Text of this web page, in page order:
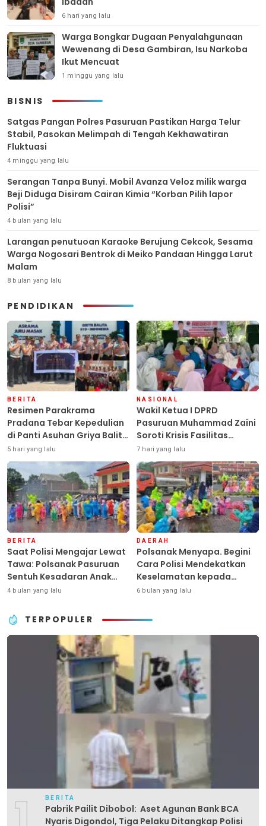
6 hari yang lalu
Warga Bongkar Dugaan Penyalahgunaan
Wewenang di Desa Gambiran, Isu Narkoba
Ikut Mencuat
1 minggu yang lalu
BISNIS
Satgas Pangan Polres Pasuruan Pastikan Harga Telur
Stabil, Pasokan Melimpah di Tengah Kekhawatiran
Fluktuasi
4 minggu yang lalu
Serangan Tanpa Bunyi. Mobil Avanza Veloz milik warga
Beji Diduga Disiram Cairan Kimia “Korban Pilih lapor
Polisi”
4 bulan yang lalu
Larangan penutuoan Karaoke Berujung Cekcok, Sesama
Warga Nogosari Bentrok di Meiko Pandaan Hingga Larut
Malam
8 bulan yang lalu
PENDIDIKAN
BERITA
Resimen Parakrama
Pradana Tebar Kepedulian
di Panti Asuhan Griya Balita
SYD, Peluk Hangat Balita
Terlantar “POLRI Hadir
Dengan Hati”
5 hari yang lalu
NASIONAL
Wakil Ketua I DPRD
Pasuruan Muhammad Zaini
Soroti Krisis Fasilitas
Sekolah di Tengah Efisiensi
Anggaran
7 hari yang lalu
BERITA
Saat Polisi Mengajar Lewat
Tawa: Polsanak Pasuruan
Sentuh Kesadaran Anak
Sejak Dini
4 bulan yang lalu
DAERAH
Polsanak Menyapa. Begini
Cara Polisi Mendekatkan
Keselamatan kepada
Generasi Sejak Usia Dini
6 bulan yang lalu
TERPOPULER
BERITA
Pabrik Pailit Dibobol: Aset Agunan Bank BCA
Nyaris Digondol, Tiga Pelaku Ditangkap Polisi